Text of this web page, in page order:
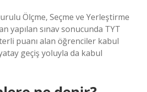
Ölçme, Seçme ve Yerleştirme
yapılan sınav sonucunda TYT
puanı alan öğrenciler kabul
geçiş yoluyla da kabul